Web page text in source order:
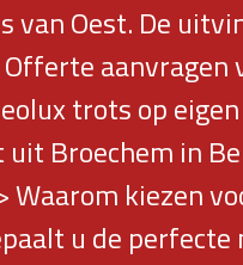
van Oest. De
Offerte aanvragen
trots op
Broechem in
Waarom kiezen
u de